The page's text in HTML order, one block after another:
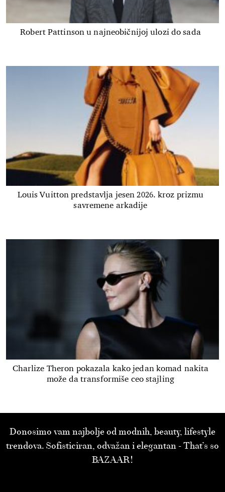
Robert Pattinson u najneobičnijoj ulozi do sada
Louis Vuitton predstavlja jesen 2026. kroz prizmu
savremene arkadije
Charlize Theron pokazala kako jedan komad nakita
može da transformiše ceo stajling
Donosimo vam najbolje od modnih, beauty, lifestyle
trendova. Sofisticiran, odvažan i elegantan - That’s so
BAZAAR!